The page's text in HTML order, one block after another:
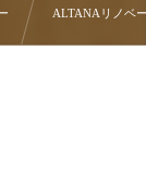
ALTANAリノベ